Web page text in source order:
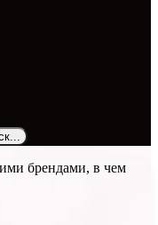
брендами, в чем